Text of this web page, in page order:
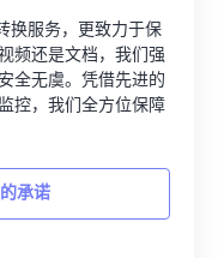
换服务，更致力于保
频还是文档，我们强
全无虞。凭借先进的
控，我们全方位保障
承诺